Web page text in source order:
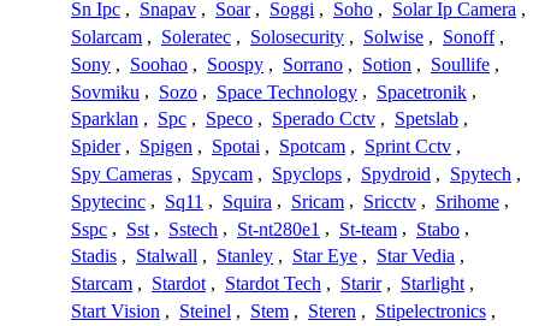
Sn Ipc , Snapav , Soar , Soggi , Soho , Solar Ip Camera ,
Solarcam , Soleratec , Solosecurity , Solwise , Sonoff ,
Sony , Soohao , Soospy , Sorrano , Sotion , Soullife ,
Sovmiku , Sozo , Space Technology , Spacetronik ,
Sparklan , Spc , Speco , Sperado Cctv , Spetslab ,
Spider , Spigen , Spotai , Spotcam , Sprint Cctv ,
Spy Cameras , Spycam , Spyclops , Spydroid , Spytech ,
Spytecinc , Sq11 , Squira , Sricam , Sricctv , Srihome ,
Sspc , Sst , Sstech , St-nt280e1 , St-team , Stabo ,
Stadis , Stalwall , Stanley , Star Eye , Star Vedia ,
Starcam , Stardot , Stardot Tech , Starir , Starlight ,
Start Vision , Steinel , Stem , Steren , Stipelectronics ,